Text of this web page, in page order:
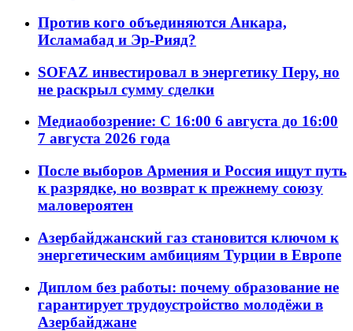
Против кого объединяются Анкара,
Исламабад и Эр-Рияд?
SOFAZ инвестировал в энергетику Перу, но
не раскрыл сумму сделки
Медиаобозрение: С 16:00 6 августа до 16:00
7 августа 2026 года
После выборов Армения и Россия ищут путь
к разрядке, но возврат к прежнему союзу
маловероятен
Азербайджанский газ становится ключом к
энергетическим амбициям Турции в Европе
Диплом без работы: почему образование не
гарантирует трудоустройство молодёжи в
Азербайджане